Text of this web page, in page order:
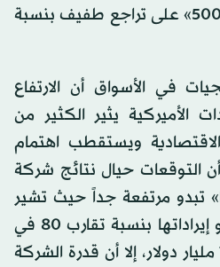
مؤشر «ستاندرد آند بورز 500» على تراجع طفيف بنسبة
في الأسواق أن الارتفاع
الأميركية يثير الكثير من
ويستقطب اهتمام
التوقعات حيال نتائج شركة
تبدو مرتفعة جداً حيث تشير
التقديرات إلى احتمال نمو إيراداتها بنسبة تقارب 80 في
المائة لتصل إلى نحو 79 مليار دولار، إلا أن قدرة الشركة